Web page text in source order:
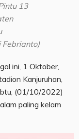
13
Febrianto)
ini, 1 Oktober,
Kanjuruhan,
(01/10/2022)
paling kelam